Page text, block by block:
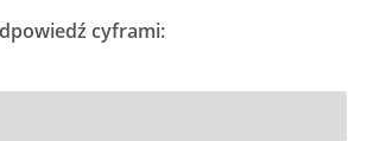
cyframi: